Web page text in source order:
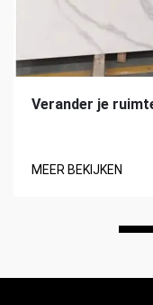
Verander je
MEER BEKIJKEN